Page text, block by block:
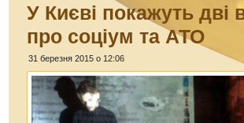
У Києві покажуть дві
про соціум та АТО
31 березня 2015 о 12:06